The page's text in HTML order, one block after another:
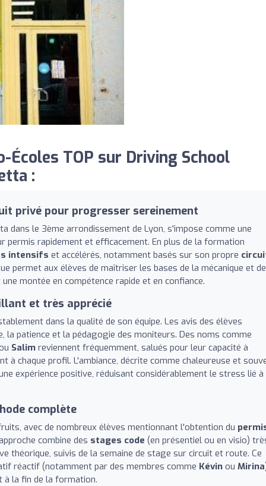
TOP sur Driving School
:
privé pour progresser sereinement
dans le 3ème arrondissement de Lyon, s'impose comme une
permis rapidement et efficacement. En plus de la formation
intensifs et accélérés, notamment basés sur son propre
permet aux élèves de maîtriser les bases de la mécanique et
montée en compétence rapide et en confiance.
et très apprécié
dans la qualité de son équipe. Les avis des élèves
patience et la pédagogie des moniteurs. Des noms comme
Salim reviennent fréquemment, salués pour leur capacité à
à chaque profil. L'ambiance, décrite comme chaleureuse et
expérience positive, réduisant considérablement le stress lié à
complète
avec de nombreux élèves mentionnant l'obtention du
combine des stages code (en présentiel ou en visio)
théorique, suivis de la semaine de stage sur circuit et route. Ce
réactif (notamment par des membres comme Kévin ou Mirina
à la fin de la formation.